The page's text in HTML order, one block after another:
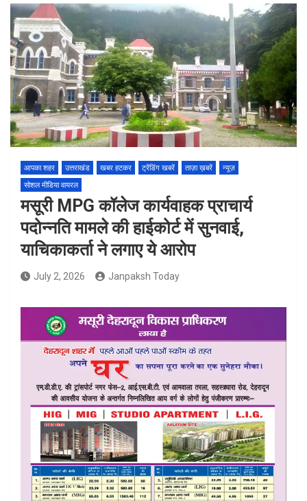
आपका शहर उत्तराखंड खबर हटकर ट्रेंडिंग खबरें ताज़ा ख़बरें
न्यूज़
सोशल मीडिया वायरल
मसूरी MPG कॉलेज कार्यवाहक प्राचार्य
पदोन्नति मामले की हाईकोर्ट में सुनवाई, ​
याचिकाकर्ता ने लगाए ये आरोप
July 2, 2026 Janpaksh Today